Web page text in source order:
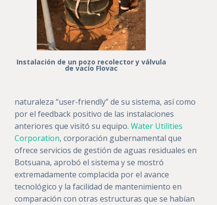
Instalación de un pozo recolector y válvula
de vacío Flovac
naturaleza “user-friendly” de su sistema, así como
por el feedback positivo de las instalaciones
anteriores que visitó su equipo. Water Utilities
Corporation, corporación gubernamental que
ofrece servicios de gestión de aguas residuales en
Botsuana, aprobó el sistema y se mostró
extremadamente complacida por el avance
tecnológico y la facilidad de mantenimiento en
comparación con otras estructuras que se habían